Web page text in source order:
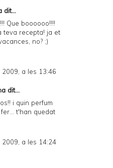
dit...
Que boooooo!!!!
teva recepta! ja et
no? ;)
a les 13:46
dit...
i quin perfum
t'han quedat
a les 14:24